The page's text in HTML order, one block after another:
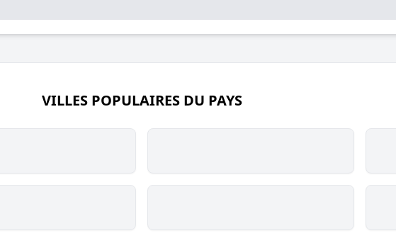
VILLES POPULAIRES DU PAYS